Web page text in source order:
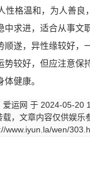
性格温和，为人善良
中求进，适合从事文
顺遂，异性缘较好，
势较好，但应注意保
健康。
运网 于 2024-05-20
，文章内容仅供娱乐
www.iyun.la/wen/